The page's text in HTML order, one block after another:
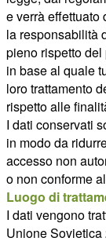
e verrà effettuato
la responsabilità
pieno rispetto
in base al quale
loro trattamento
rispetto alle
I dati conservati
in modo da
accesso non
o non conforme
Luogo di
I dati vengono
Unione Sovietica